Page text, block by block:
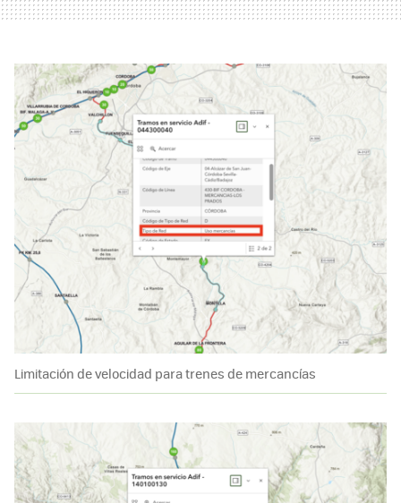
Limitación de velocidad para trenes de mercancías